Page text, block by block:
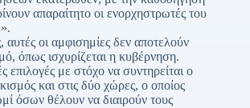
απαραίτητο οι ενορχηστρωτές του
αυτές οι αμφισημίες δεν αποτελούν
όπως ισχυρίζεται η κυβέρνηση.
επιλογές με στόχο να συντηρείται ο
και στις δύο χώρες, ο οποίος
όσων θέλουν να διαιρούν τους